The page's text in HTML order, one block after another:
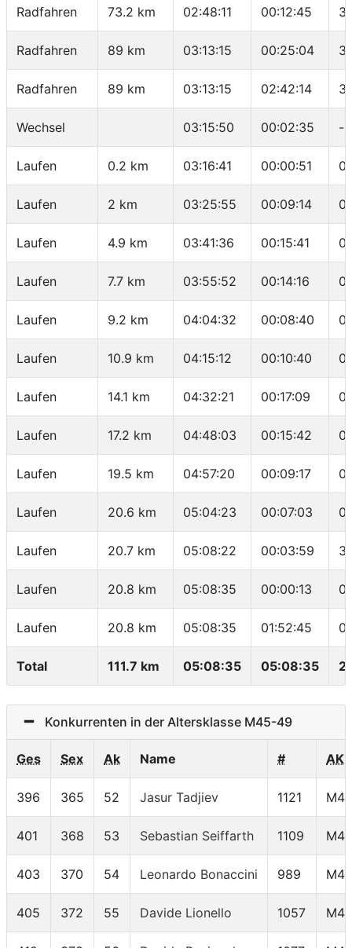
Radfahren 73.2 km 02:48:11 00:12:45
Radfahren 89 km 03:13:15 00:25:04
Radfahren 89 km 03:13:15 02:42:14
Wechsel 03:15:50 00:02:35 -
Laufen 0.2 km 03:16:41 00:00:51
Laufen 2 km 03:25:55 00:09:14
Laufen 4.9 km 03:41:36 00:15:41
Laufen 7.7 km 03:55:52 00:14:16
Laufen 9.2 km 04:04:32 00:08:40
Laufen 10.9 km 04:15:12 00:10:40
Laufen 14.1 km 04:32:21 00:17:09
Laufen 17.2 km 04:48:03 00:15:42
Laufen 19.5 km 04:57:20 00:09:17
Laufen 20.6 km 05:04:23 00:07:03
Laufen 20.7 km 05:08:22 00:03:59
Laufen 20.8 km 05:08:35 00:00:13
Laufen 20.8 km 05:08:35 01:52:45
Total 111.7 km 05:08:35 05:08:35
Konkurrenten in der Altersklasse M45-49
Ges Sex Ak Name # AK
396 365 52 Jasur Tadjiev 1121
401 368 53 Sebastian Seiffarth 1109
403 370 54 Leonardo Bonaccini 989
405 372 55 Davide Lionello 1057